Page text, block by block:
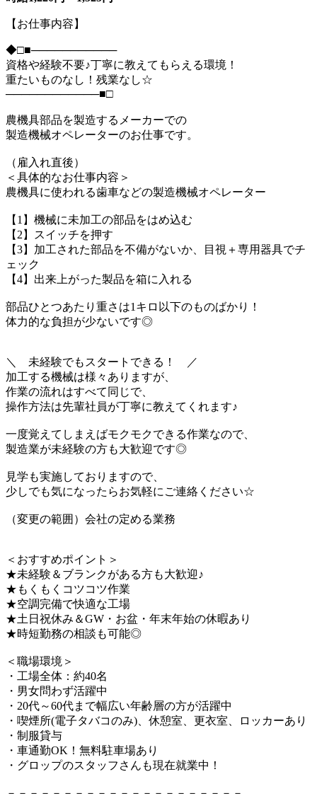
【お仕事内容】
◆□■───────────
資格や経験不要♪丁寧に教えてもらえる環境！
重たいものなし！残業なし☆
────────────■□
農機具部品を製造するメーカーでの
製造機械オペレーターのお仕事です。
（雇入れ直後）
＜具体的なお仕事内容＞
農機具に使われる歯車などの製造機械オペレーター
【1】機械に未加工の部品をはめ込む
【2】スイッチを押す
【3】加工された部品を不備がないか、目視＋専用器具でチ
ェック
【4】出来上がった製品を箱に入れる
部品ひとつあたり重さは1キロ以下のものばかり！
体力的な負担が少ないです◎
＼ 未経験でもスタートできる！ ／
加工する機械は様々ありますが、
作業の流れはすべて同じで、
操作方法は先輩社員が丁寧に教えてくれます♪
一度覚えてしまえばモクモクできる作業なので、
製造業が未経験の方も大歓迎です◎
見学も実施しておりますので、
少しでも気になったらお気軽にご連絡ください☆
（変更の範囲）会社の定める業務
＜おすすめポイント＞
★未経験＆ブランクがある方も大歓迎♪
★もくもくコツコツ作業
★空調完備で快適な工場
★土日祝休み＆GW・お盆・年末年始の休暇あり
★時短勤務の相談も可能◎
＜職場環境＞
・工場全体：約40名
・男女問わず活躍中
・20代～60代まで幅広い年齢層の方が活躍中
・喫煙所(電子タバコのみ)、休憩室、更衣室、ロッカーあり
・制服貸与
・車通勤OK！無料駐車場あり
・グロップのスタッフさんも現在就業中！
－－－－－－－－－－－－－－－－－－－－－